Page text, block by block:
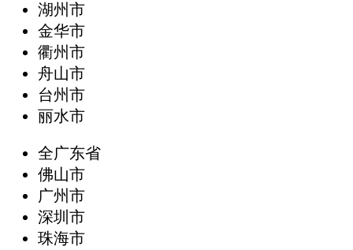
湖州市
金华市
衢州市
舟山市
台州市
丽水市
全广东省
‌佛山市
广州市
深圳市
珠海市